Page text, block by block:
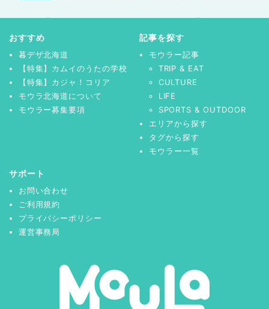
おすすめ
暮デザ北海道
【特集】カムイのうたの学校
【特集】カジャ！コリア
モウラ北海道について
モウラー募集要項
記事を探す
モウラー記事
TRIP & EAT
CULTURE
LIFE
SPORTS & OUTDOOR
エリアから探す
タグから探す
モウラー一覧
サポート
お問い合わせ
ご利用規約
プライバシーポリシー
運営事務局